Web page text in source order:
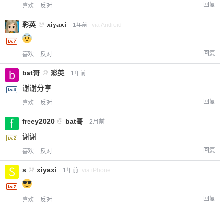
喜欢 反对 回复
彩英 @ xiyaxi 1年前 via Android
喜欢 反对 回复
bat哥 @ 彩英 1年前
谢谢分享
喜欢 反对 回复
freey2020 @ bat哥 2月前
谢谢
喜欢 反对 回复
s @ xiyaxi 1年前 via iPhone
喜欢 反对 回复